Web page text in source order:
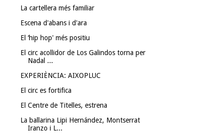
La cartellera més familiar
Escena d'abans i d'ara
El ‘hip hop' més positiu
El circ acollidor de Los Galindos torna per
Nadal ...
EXPERIÈNCIA: AIXOPLUC
El circ es fortifica
El Centre de Titelles, estrena
La ballarina Lipi Hernández, Montserrat
Iranzo i L...